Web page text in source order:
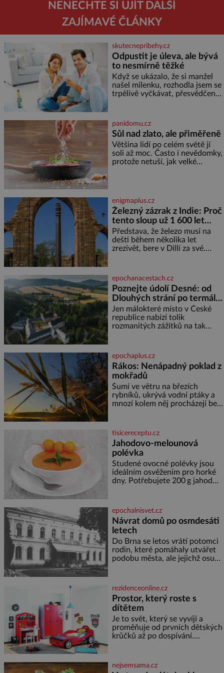
NENECHTE SI UJÍT DALŠÍ
ZAJÍMAVÉ ČLÁNKY
skutecnepribehy.cz
Odpustit je úleva, ale bývá
to nesmírně těžké
Když se ukázalo, že si manžel
našel milenku, rozhodla jsem se
trpělivě vyčkávat, přesvědčena,
nejtěžších věcí na světě. Ale
každý, kdo s tím má nějaké
zkušenosti, se zapřísahá, že
pokud odpustíte, znatelně se
vám uleví. Když se ke mně
doneslo, že si manžel pořídil
panidomu.cz
Sůl nad zlato, ale přiměřeně
Většina lidí po celém světě jí
soli až moc. Často i nevědomky,
protože netuší, jak velké
sladkých. Sůl je zdravá Ale v
ani ne třetinovém množství, než
je pro většinu populace běžné.
Její základní složky– sodík a
chlór – jsou zásadní pro
správné hospodaření
enigmaplus.cz
Železný zázrak z Indie: Proč
tento sloup už 1 600 let
nezná rez?
Představa, že železo musí na
dešti během několika let
zrezivět, bere v Dillí za své.
železný sloup, který už přibližně
1 600 let odolává počasí
epochanacestach.cz
Poznejte údolí Desné: od
Dlouhých strání po termální
prameny
Jen málokteré místo v České
republice nabízí tolik
rozmanitých zážitků na tak
jediného dne můžete
nahlédnout do útrob jedné z
nejvýznamnějších vodních
elektráren v Evropě, vydat se na
horské hřebeny, projet se na
koloběžce a den zakončit
poznáváním památek ve
epochaplus.cz
Rákos: Nenápadný poklad z
mokřadů
Šumí ve větru na březích
rybníků, ukrývá vodní ptáky a
mnozí kolem něj procházejí bez
lodě, zapisovat první texty a
inspiroval řadu pověstí. Tato
skromná, ale užitečná rostlina
provází člověka už tisíce let.
Většina lidí vnímá rákos jen jako
obyčejnou kulisu letního
koupání. Stačí se však podívat
tisicereceptu.cz
Jahodovo-melounová
polévka
Studené ovocné polévky jsou
ideálním osvěžením pro horké
dny. Potřebujete 200 g jahod
cukru krystal 1 lžíci medu 200 g
zakysané sm
epochalnisvet.cz
Návrat domů po osmdesáti
letech
Do Brna se letos vrátí potomci
rodin, které pomáhaly utvářet
podobu města, ale jejichž osudy
Placzek, Löw-Beer, Fuhrmann,
Kohn a Stiassni se stanou
jednou z hlavních
dramaturgických linií festivalu
židovské kultury ŠTETL FEST
2026. Některé návraty nejsou
jednoduché. Místa, která si
rezidenceonline.cz
Prostor, který roste s
dítětem
Je to svět, který se vyvíjí a
proměňuje od prvních dětských
krůčků až po dospívání.
soustředění i odpočinek a
reaguje na každou etapu života
nejsemsama.cz